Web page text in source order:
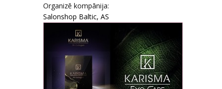
Organizē kompānija:
Salonshop Baltic, AS